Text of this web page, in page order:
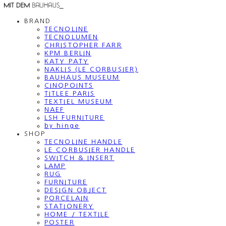
BRAND
TECNOLINE
TECNOLUMEN
CHRISTOPHER FARR
KPM BERLIN
KATY PATY
NAKLIS (LE CORBUSIER)
BAUHAUS MUSEUM
CINQPOINTS
TITLEE PARIS
TEXTIEL MUSEUM
NAEF
LSH FURNITURE
by hinge
SHOP
TECNOLINE HANDLE
LE CORBUSIER HANDLE
SWITCH & INSERT
LAMP
RUG
FURNITURE
DESIGN OBJECT
PORCELAIN
STATIONERY
HOME / TEXTILE
POSTER